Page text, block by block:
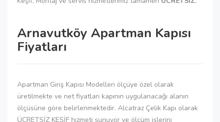
Arnavutköy Apartman Kapısı
Fiyatları
Apartman Giriş Kapısı Modelleri ölçüye özel olarak
üretilmekte ve net fiyatları kapının uygulanacağı alanın
ölçüsüne göre belirlenmektedir. Alcatraz Çelik Kapı olarak
ÜCRETSİZ KEŞİF hizmeti sunuyor ve ölçüm işlerini